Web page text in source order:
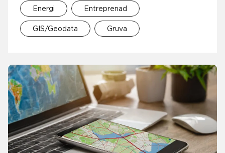
Energi Entreprenad
GIS/Geodata Gruva